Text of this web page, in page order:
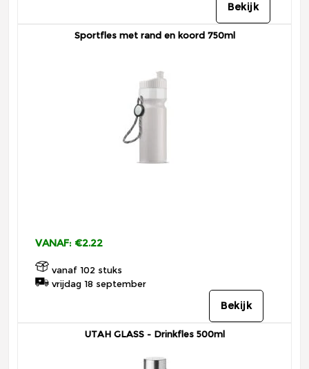
Bekijk
Sportfles met rand en koord 750ml
VANAF: €2.22
vanaf 102 stuks
vrijdag 18 september
Bekijk
UTAH GLASS - Drinkfles 500ml